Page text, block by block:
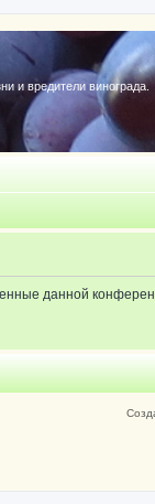
и вредители винограда.
данной